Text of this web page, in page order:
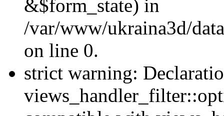
&$form_state) in
/var/www/ukraina3d/
on line 0.
strict warning: